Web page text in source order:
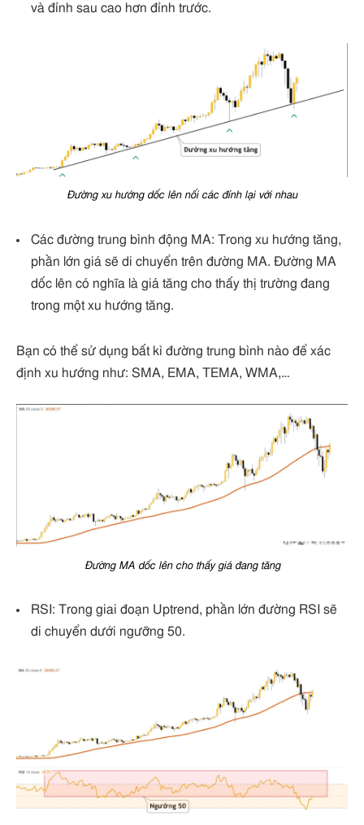
và đỉnh sau cao hơn đỉnh trước.
Đường xu hướng dốc lên nối các đỉnh lại với nhau
Các đường trung bình động MA: Trong xu hướng tăng,
phần lớn giá sẽ di chuyển trên đường MA. Đường MA
dốc lên có nghĩa là giá tăng cho thấy thị trường đang
trong một xu hướng tăng.
Bạn có thể sử dụng bất kì đường trung bình nào để xác
định xu hướng như: SMA, EMA, TEMA, WMA,…
Đường MA dốc lên cho thấy giá đang tăng
RSI: Trong giai đoạn Uptrend, phần lớn đường RSI sẽ
di chuyển dưới ngưỡng 50.